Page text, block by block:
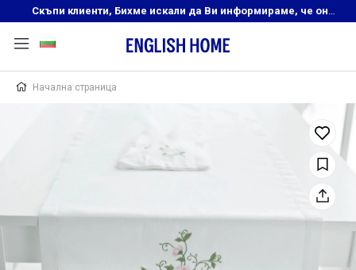
Скъпи клиенти, Бихме искали да Ви информираме, че онлайн магазинът на English Home преустановява своята дейност. Прекрасният ни и усмихнат екип ,Ви очаква в нашите физически магазини, където ще откриете любимите си продукти! Благодарим Ви, че сте част от семейството на Еnglish Home!
Начална страница